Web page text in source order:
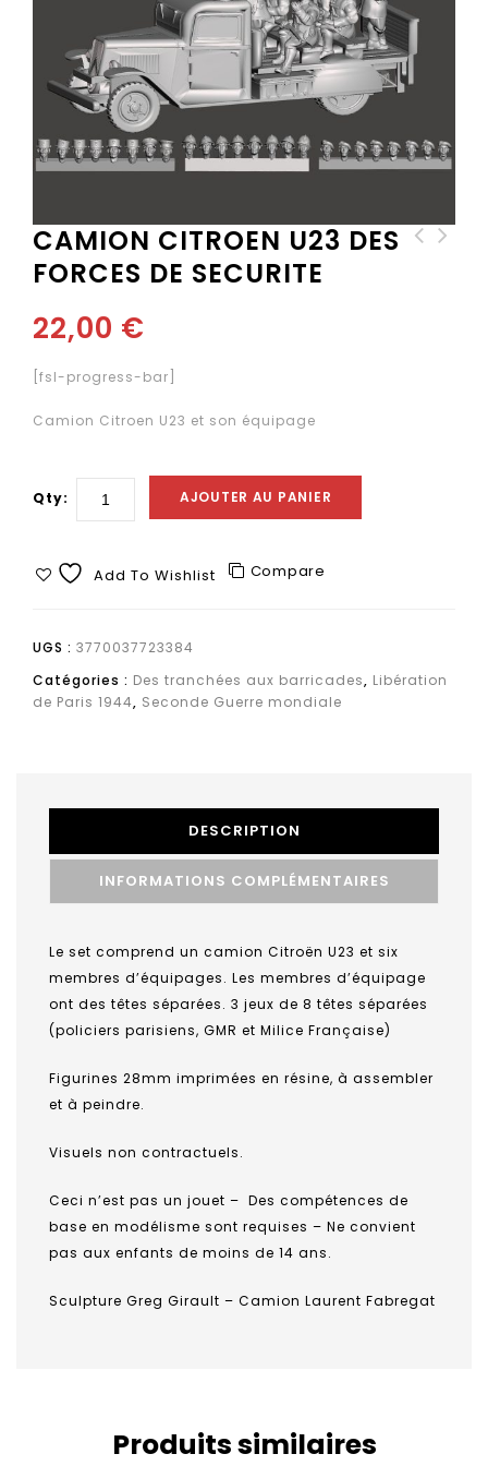
CAMION CITROEN U23 DES
FORCES DE SECURITE
22,00 €
[fsl-progress-bar]
Camion Citroen U23 et son équipage
Qty: AJOUTER AU PANIER
Add To Wishlist Compare
UGS : 3770037723384
Catégories : Des tranchées aux barricades, Libération
de Paris 1944, Seconde Guerre mondiale
DESCRIPTION
INFORMATIONS COMPLÉMENTAIRES
Le set comprend un camion Citroën U23 et six
membres d’équipages. Les membres d’équipage
ont des têtes séparées. 3 jeux de 8 têtes séparées
(policiers parisiens, GMR et Milice Française)
Figurines 28mm imprimées en résine, à assembler
et à peindre.
Visuels non contractuels.
Ceci n’est pas un jouet – Des compétences de
base en modélisme sont requises – Ne convient
pas aux enfants de moins de 14 ans.
Sculpture Greg Girault – Camion Laurent Fabregat
Produits similaires